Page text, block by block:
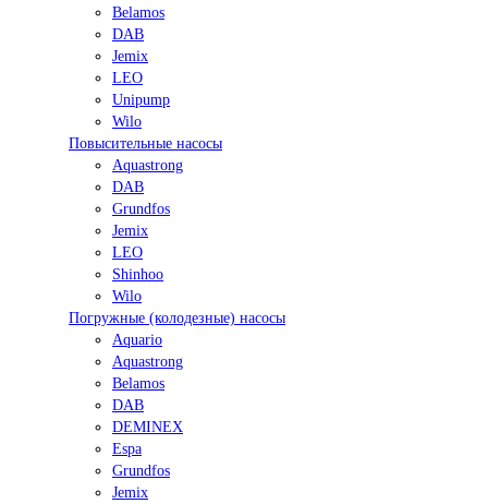
Belamos
DAB
Jemix
LEO
Unipump
Wilo
Повысительные насосы
Aquastrong
DAB
Grundfos
Jemix
LEO
Shinhoo
Wilo
Погружные (колодезные) насосы
Aquario
Aquastrong
Belamos
DAB
DEMINEX
Espa
Grundfos
Jemix